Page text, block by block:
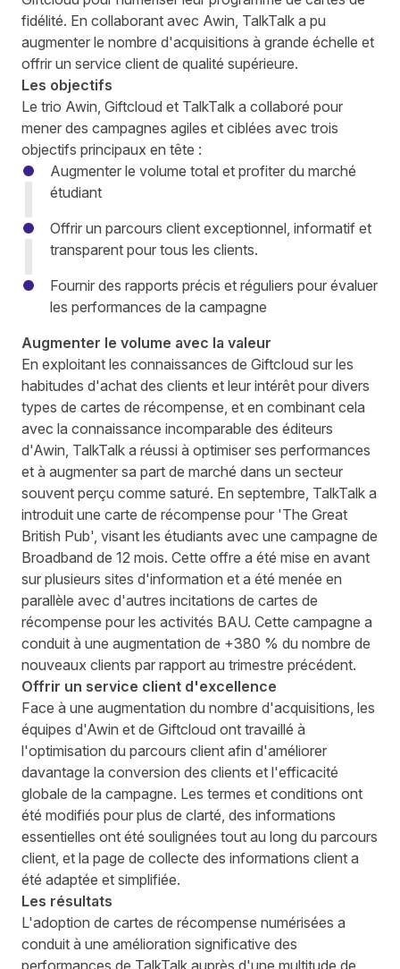
fidélité. En collaborant avec Awin, TalkTalk a pu
augmenter le nombre d'acquisitions à grande échelle et
offrir un service client de qualité supérieure.
Les objectifs
Le trio Awin, Giftcloud et TalkTalk a collaboré pour
mener des campagnes agiles et ciblées avec trois
objectifs principaux en tête :
Augmenter le volume total et profiter du marché
étudiant
Offrir un parcours client exceptionnel, informatif et
transparent pour tous les clients.
Fournir des rapports précis et réguliers pour évaluer
les performances de la campagne
Augmenter le volume avec la valeur
En exploitant les connaissances de Giftcloud sur les
habitudes d'achat des clients et leur intérêt pour divers
types de cartes de récompense, et en combinant cela
avec la connaissance incomparable des éditeurs
d'Awin, TalkTalk a réussi à optimiser ses performances
et à augmenter sa part de marché dans un secteur
souvent perçu comme saturé. En septembre, TalkTalk a
introduit une carte de récompense pour 'The Great
British Pub', visant les étudiants avec une campagne de
Broadband de 12 mois. Cette offre a été mise en avant
sur plusieurs sites d'information et a été menée en
parallèle avec d'autres incitations de cartes de
récompense pour les activités BAU. Cette campagne a
conduit à une augmentation de +380 % du nombre de
nouveaux clients par rapport au trimestre précédent.
Offrir un service client d'excellence
Face à une augmentation du nombre d'acquisitions, les
équipes d'Awin et de Giftcloud ont travaillé à
l'optimisation du parcours client afin d'améliorer
davantage la conversion des clients et l'efficacité
globale de la campagne. Les termes et conditions ont
été modifiés pour plus de clarté, des informations
essentielles ont été soulignées tout au long du parcours
client, et la page de collecte des informations client a
été adaptée et simplifiée.
Les résultats
L'adoption de cartes de récompense numérisées a
conduit à une amélioration significative des
performances de TalkTalk auprès d'une multitude de